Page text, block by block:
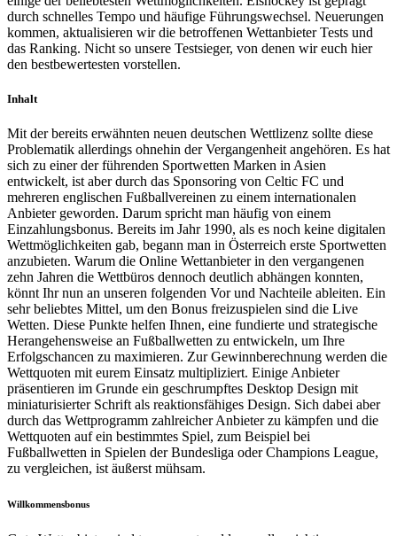
durch schnelles Tempo und häufige Führungswechsel. Neuerungen
kommen, aktualisieren wir die betroffenen Wettanbieter Tests und
das Ranking. Nicht so unsere Testsieger, von denen wir euch hier
den bestbewertesten vorstellen.
Inhalt
Mit der bereits erwähnten neuen deutschen Wettlizenz sollte diese
Problematik allerdings ohnehin der Vergangenheit angehören. Es hat
sich zu einer der führenden Sportwetten Marken in Asien
entwickelt, ist aber durch das Sponsoring von Celtic FC und
mehreren englischen Fußballvereinen zu einem internationalen
Anbieter geworden. Darum spricht man häufig von einem
Einzahlungsbonus. Bereits im Jahr 1990, als es noch keine digitalen
Wettmöglichkeiten gab, begann man in Österreich erste Sportwetten
anzubieten. Warum die Online Wettanbieter in den vergangenen
zehn Jahren die Wettbüros dennoch deutlich abhängen konnten,
könnt Ihr nun an unseren folgenden Vor und Nachteile ableiten. Ein
sehr beliebtes Mittel, um den Bonus freizuspielen sind die Live
Wetten. Diese Punkte helfen Ihnen, eine fundierte und strategische
Herangehensweise an Fußballwetten zu entwickeln, um Ihre
Erfolgschancen zu maximieren. Zur Gewinnberechnung werden die
Wettquoten mit eurem Einsatz multipliziert. Einige Anbieter
präsentieren im Grunde ein geschrumpftes Desktop Design mit
miniaturisierter Schrift als reaktionsfähiges Design. Sich dabei aber
durch das Wettprogramm zahlreicher Anbieter zu kämpfen und die
Wettquoten auf ein bestimmtes Spiel, zum Beispiel bei
Fußballwetten in Spielen der Bundesliga oder Champions League,
zu vergleichen, ist äußerst mühsam.
Willkommensbonus